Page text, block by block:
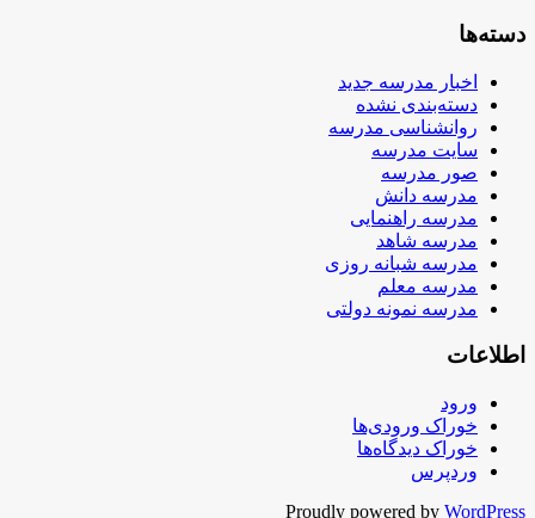
دسته‌ها
اخبار مدرسه جدید
دسته‌بندی نشده
روانشناسی مدرسه
سایت مدرسه
صور مدرسه
مدرسه دانش
مدرسه راهنمایی
مدرسه شاهد
مدرسه شبانه روزی
مدرسه معلم
مدرسه نمونه دولتی
اطلاعات
ورود
خوراک ورودی‌ها
خوراک دیدگاه‌ها
وردپرس
Proudly powered by WordPress